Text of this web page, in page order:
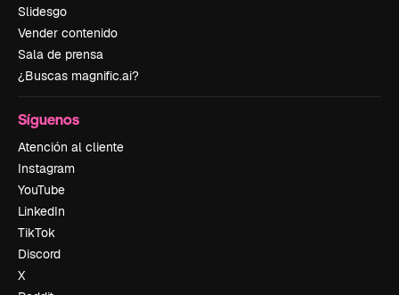
Slidesgo
Vender contenido
Sala de prensa
¿Buscas magnific.ai?
Síguenos
Atención al cliente
Instagram
YouTube
LinkedIn
TikTok
Discord
X